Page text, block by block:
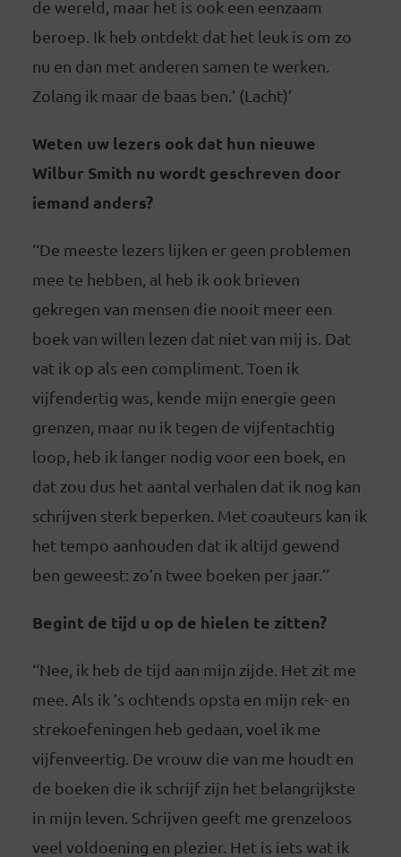
de wereld, maar het is ook een eenzaam
beroep. Ik heb ontdekt dat het leuk is om zo
nu en dan met anderen samen te werken.
Zolang ik maar de baas ben.’ (Lacht)’
Weten uw lezers ook dat hun nieuwe
Wilbur Smith nu wordt geschreven door
iemand anders?
‘‘De meeste lezers lijken er geen problemen
mee te hebben, al heb ik ook brieven
gekregen van mensen die nooit meer een
boek van willen lezen dat niet van mij is. Dat
vat ik op als een compliment. Toen ik
vijfendertig was, kende mijn energie geen
grenzen, maar nu ik tegen de vijfentachtig
loop, heb ik langer nodig voor een boek, en
dat zou dus het aantal verhalen dat ik nog kan
schrijven sterk beperken. Met coauteurs kan ik
het tempo aanhouden dat ik altijd gewend
ben geweest: zo’n twee boeken per jaar.’’
Begint de tijd u op de hielen te zitten?
‘‘Nee, ik heb de tijd aan mijn zijde. Het zit me
mee. Als ik ’s ochtends opsta en mijn rek- en
strekoefeningen heb gedaan, voel ik me
vijfenveertig. De vrouw die van me houdt en
de boeken die ik schrijf zijn het belangrijkste
in mijn leven. Schrijven geeft me grenzeloos
veel voldoening en plezier. Het is iets wat ik